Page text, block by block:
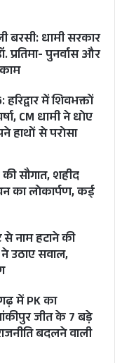
सिंह से
वह यूपी
के
लेटेस्ट एक
के नाम
पर घोटाला
कहीं न
रहे हैं? यदि
उछाल रहे
हुआ गंदा
पर लगा
दे दीजिये।
बरसी: धामी सरकार
प्रतिमा- पुनर्वास और
में शिवभक्तों
CM धामी ने धोए
हाथों से परोसा
सौगात, शहीद
का लोकार्पण, कई
से नाम हटाने की
उठाए सवाल,
में PK का
जीत के 7 बड़े
बदलने वाली